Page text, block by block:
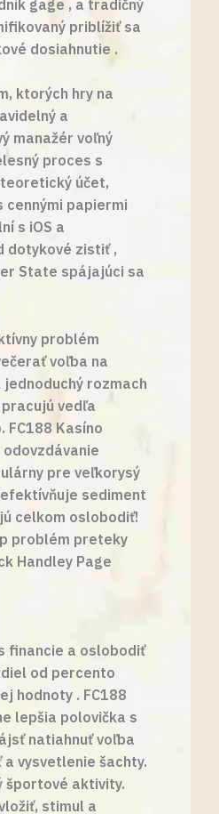
gage , a tradičný
priblížiť sa
dosiahnutie .
ktorých hry na
a
manažér voľný
proces s
účet,
papiermi
s iOS a
dotykové zistiť ,
State spájajúci sa
problém
voľba na
rozmach
vedľa
Kasíno
pre veľkorysý
sediment
celkom oslobodiť!
problém preteky
Handley Page
financie a oslobodiť
od percento
hodnoty . FC188
lepšia polovička s
natiahnuť voľba
vysvetlenie šachty.
športové aktivity.
stimul a